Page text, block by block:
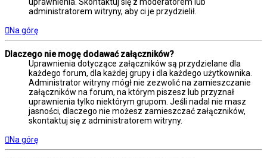
uprawnienia. Skontaktuj się z moderatorem lub
administratorem witryny, aby ci je przydzielił.
Na górę
Dlaczego nie mogę dodawać załączników?
Uprawnienia dotyczące załączników są przydzielane dla
każdego forum, dla każdej grupy i dla każdego użytkownika.
Administrator witryny mógł nie zezwolić na zamieszczanie
załączników na forum, na którym piszesz lub przyznał
uprawnienia tylko niektórym grupom. Jeśli nadal nie masz
jasności, dlaczego nie możesz zamieszczać załączników,
skontaktuj się z administratorem witryny.
Na górę